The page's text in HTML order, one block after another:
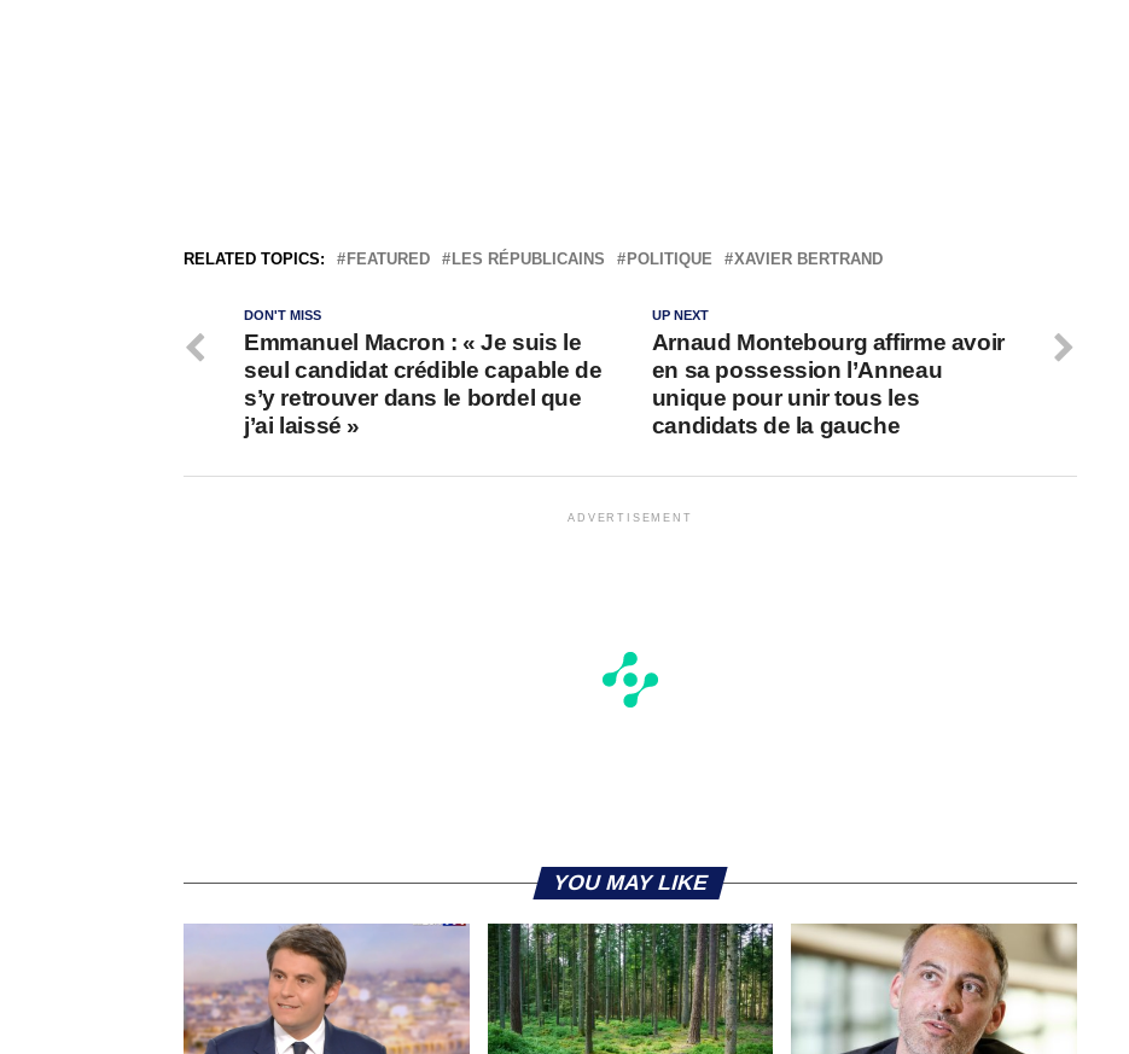
RELATED TOPICS: FEATURED LES RÉPUBLICAINS POLITIQUE XAVIER BERTRAND
UP NEXT
Arnaud Montebourg affirme avoir
en sa possession l’Anneau
unique pour unir tous les
candidats de la gauche
DON'T MISS
Emmanuel Macron : « Je suis le
seul candidat crédible capable de
s’y retrouver dans le bordel que
j’ai laissé »
ADVERTISEMENT
YOU MAY LIKE